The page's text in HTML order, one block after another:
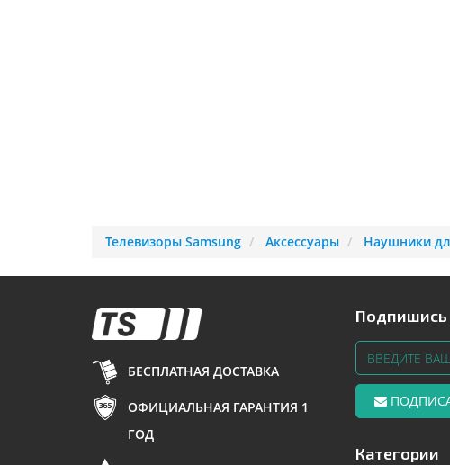
Телевизоры Samsung Аксессуары Наушники
БЕСПЛАТНАЯ ДОСТАВКА
ОФИЦИАЛЬНАЯ ГАРАНТИЯ 1
ГОД
Категории